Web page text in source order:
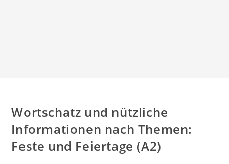
Wortschatz und nützliche
Informationen nach Themen:
Feste und Feiertage (A2)